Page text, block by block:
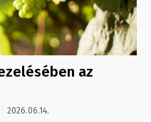
az
2026.06.14.